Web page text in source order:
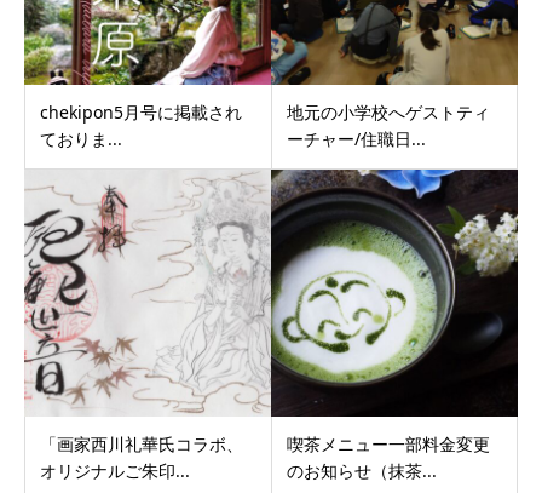
chekipon5月号に掲載され
ておりま...
地元の小学校へゲストティ
ーチャー/住職日...
「画家西川礼華氏コラボ、
オリジナルご朱印...
喫茶メニュー一部料金変更
のお知らせ（抹茶...